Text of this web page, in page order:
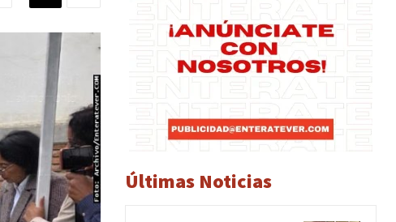
Últimas Noticias